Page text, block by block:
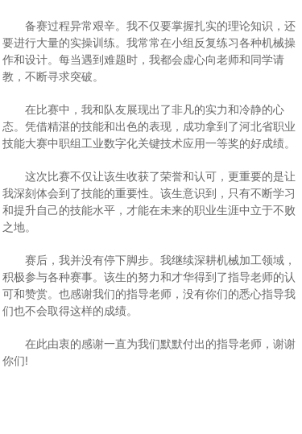
备赛过程异常艰辛。我不仅要掌握扎实的理论知识，还
要进行大量的实操训练。我常常在小组反复练习各种机械操
作和设计。每当遇到难题时，我都会虚心向老师和同学请
教，不断寻求突破。
在比赛中，我和队友展现出了非凡的实力和冷静的心
态。凭借精湛的技能和出色的表现，成功拿到了河北省职业
技能大赛中职组工业数字化关键技术应用一等奖的好成绩。
这次比赛不仅让该生收获了荣誉和认可，更重要的是让
我深刻体会到了技能的重要性。该生意识到，只有不断学习
和提升自己的技能水平，才能在未来的职业生涯中立于不败
之地。
赛后，我并没有停下脚步。我继续深耕机械加工领域，
积极参与各种赛事。该生的努力和才华得到了指导老师的认
可和赞赏。也感谢我们的指导老师，没有你们的悉心指导我
们也不会取得这样的成绩。
在此由衷的感谢一直为我们默默付出的指导老师，谢谢
你们!